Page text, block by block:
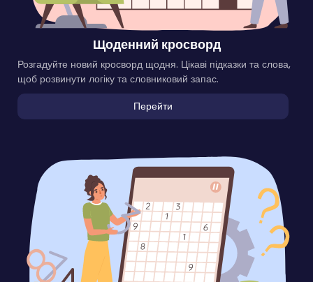
Щоденний кросворд
Розгадуйте новий кросворд щодня. Цікаві підказки та слова,
щоб розвинути логіку та словниковий запас.
Перейти